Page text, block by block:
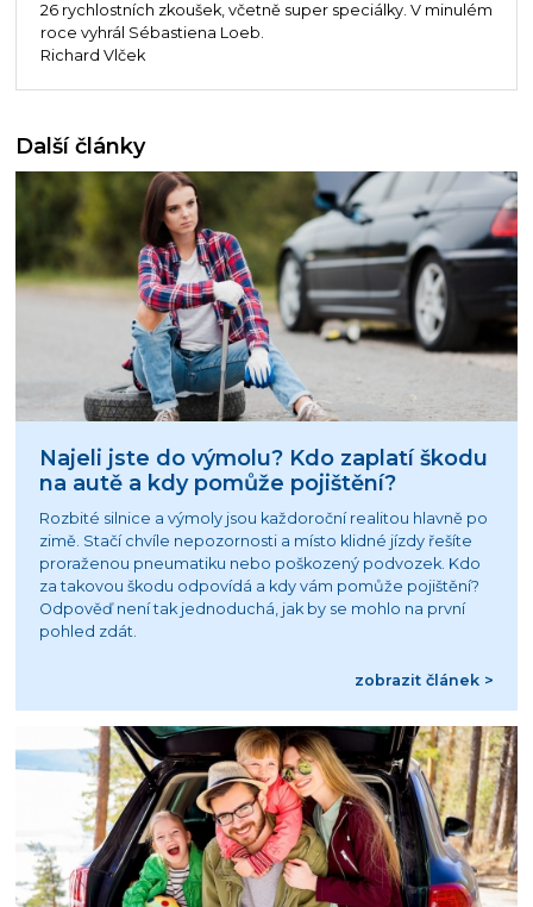
26 rychlostních zkoušek, včetně super speciálky. V minulém
roce vyhrál Sébastiena Loeb.
Richard Vlček
Další články
Najeli jste do výmolu? Kdo zaplatí škodu
na autě a kdy pomůže pojištění?
Rozbité silnice a výmoly jsou každoroční realitou hlavně po
zimě. Stačí chvíle nepozornosti a místo klidné jízdy řešíte
proraženou pneumatiku nebo poškozený podvozek. Kdo
za takovou škodu odpovídá a kdy vám pomůže pojištění?
Odpověď není tak jednoduchá, jak by se mohlo na první
pohled zdát.
zobrazit článek >